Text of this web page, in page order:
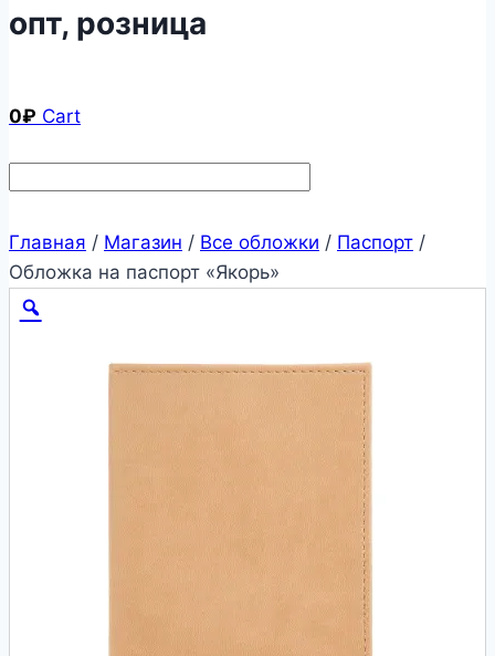
опт, розница
0₽ Cart
Главная / Магазин / Все обложки / Паспорт /
Обложка на паспорт «Якорь»